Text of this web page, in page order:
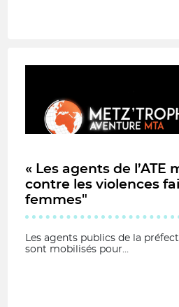
« Les agents de l’ATE
contre les violences
femmes"
Les agents publics de la
sont mobilisés pour…